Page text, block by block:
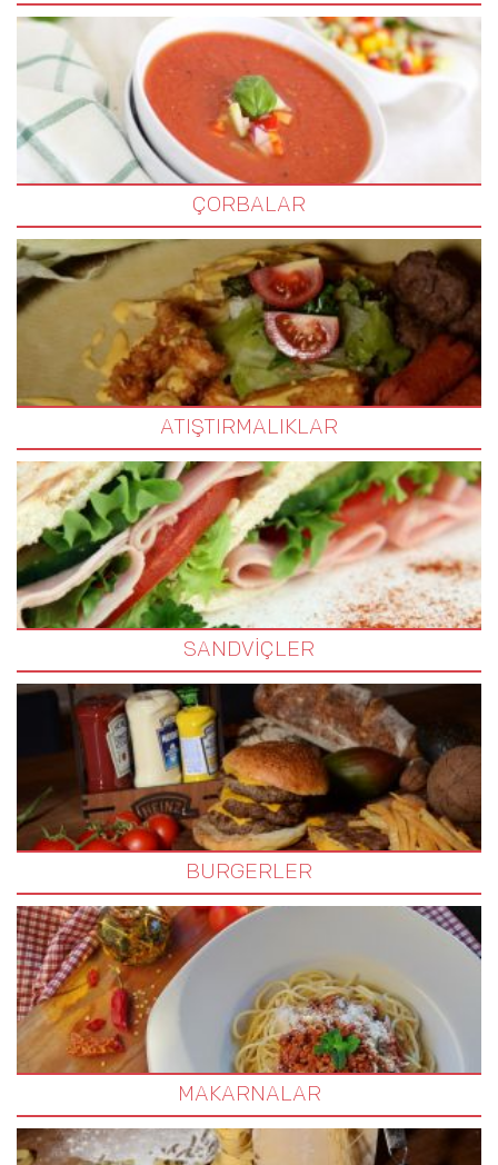
ÇORBALAR
ATIŞTIRMALIKLAR
SANDVİÇLER
BURGERLER
MAKARNALAR